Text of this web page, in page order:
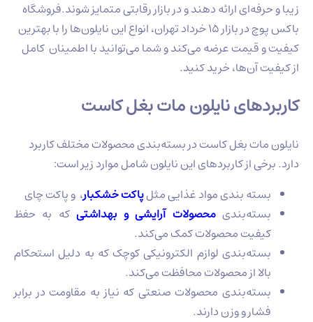
زیبا و حرفه‌ای ارائه دهند و در بازار رقابتی متمایز شوند.فروشگاه
باکس پوچ در بازار 15 خرداد تهران، انواع این نایلون‌ها را با بهترین
کیفیت و قیمت عرضه می‌کند و شما می‌توانید با اطمینان کامل
از کیفیت آن‌ها، خرید کنید.
کاربردهای نایلون مات بغل کاست
نایلون مات بغل کاست در بسته‌بندی محصولات مختلف کاربرد
دارد. برخی از کاربردهای این نایلون شامل موارد زیر است:
بسته‌ بندی مواد غذایی مثلپاکت خشکبار، و پاکت چای
بسته‌بندی محصولات آرایشی و بهداشتیکه به حفظ
کیفیت محصولات کمک می‌کند.
بسته‌بندی لوازم الکترونیکی کوچک که به دلیل استحکام
بالا از محصولات محافظت می‌کند.
بسته‌بندی محصولات صنعتی که نیاز به مقاومت در برابر
فشار و وزن دارند.